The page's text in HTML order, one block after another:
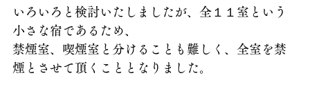
いろいろと検討いたしましたが、全１１室という
小さな宿であるため、
禁煙室、喫煙室と分けることも難しく、全室を禁
煙とさせて頂くこととなりました。